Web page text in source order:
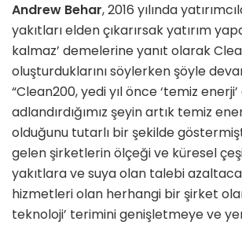
Andrew Behar, 2016 yılında
yakıtları elden çıkarırsak yatırım
kalmaz’ demelerine yanıt olarak
oluşturduklarını söylerken şöyle
“Clean200, yedi yıl önce ‘temiz
adlandırdığımız şeyin artık temiz
olduğunu tutarlı bir şekilde
gelen şirketlerin ölçeği ve küresel
yakıtlara ve suya olan talebi
hizmetleri olan herhangi bir şirket
teknoloji’ terimini genişletmeye ve